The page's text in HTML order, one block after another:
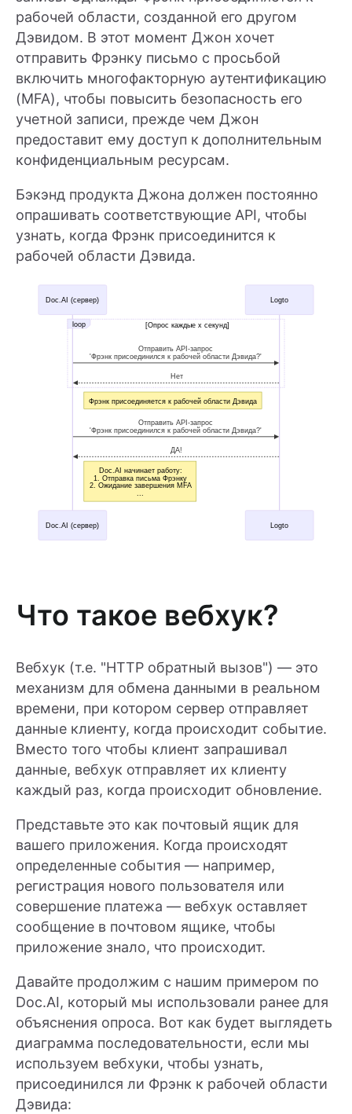
рабочей области, созданной его другом
Дэвидом. В этот момент Джон хочет
отправить Фрэнку письмо с просьбой
включить многофакторную аутентификацию
(MFA), чтобы повысить безопасность его
учетной записи, прежде чем Джон
предоставит ему доступ к дополнительным
конфиденциальным ресурсам.
Бэкэнд продукта Джона должен постоянно
опрашивать соответствующие API, чтобы
узнать, когда Фрэнк присоединится к
рабочей области Дэвида.
Что такое вебхук?
Вебхук (т.е. "HTTP обратный вызов") — это
механизм для обмена данными в реальном
времени, при котором сервер отправляет
данные клиенту, когда происходит событие.
Вместо того чтобы клиент запрашивал
данные, вебхук отправляет их клиенту
каждый раз, когда происходит обновление.
Представьте это как почтовый ящик для
вашего приложения. Когда происходят
определенные события — например,
регистрация нового пользователя или
совершение платежа — вебхук оставляет
сообщение в почтовом ящике, чтобы
приложение знало, что происходит.
Давайте продолжим с нашим примером по
Doc.AI, который мы использовали ранее для
объяснения опроса. Вот как будет выглядеть
диаграмма последовательности, если мы
используем вебхуки, чтобы узнать,
присоединился ли Фрэнк к рабочей области
Дэвида: